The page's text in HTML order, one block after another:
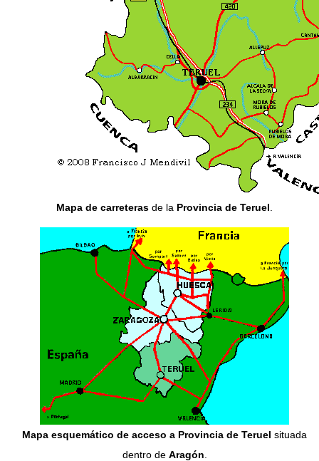
Mapa de carreteras de la Provincia de Teruel
Mapa esquemático de acceso a Provincia de Teruel situada
dentro de Aragón